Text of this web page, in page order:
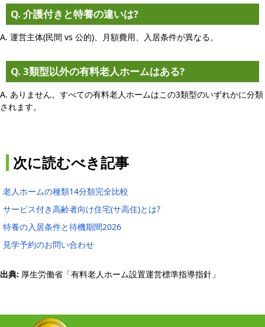
Q. 介護付きと特養の違いは?
A. 運営主体(民間 vs 公的)、月額費用、入居条件が異なる。
Q. 3類型以外の有料老人ホームはある?
A. ありません。すべての有料老人ホームはこの3類型のいずれかに分類
されます。
次に読むべき記事
老人ホームの種類14分類完全比較
サービス付き高齢者向け住宅(サ高住)とは?
特養の入居条件と待機期間2026
見学予約のお問い合わせ
出典: 厚生労働省「有料老人ホーム設置運営標準指導指針」